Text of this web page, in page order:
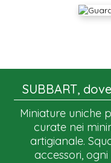
SUBBART,
Miniature uniche
curate nei
artigianale.
accessori,